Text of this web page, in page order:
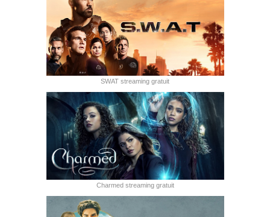
SWAT streaming gratuit
Charmed streaming gratuit